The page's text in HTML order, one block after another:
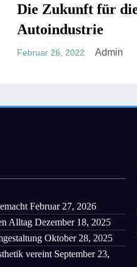
für die
Admin
Februar 27, 2026
Alltag Dezember 18, 2025
Oktober 28, 2025
vereint September 23,